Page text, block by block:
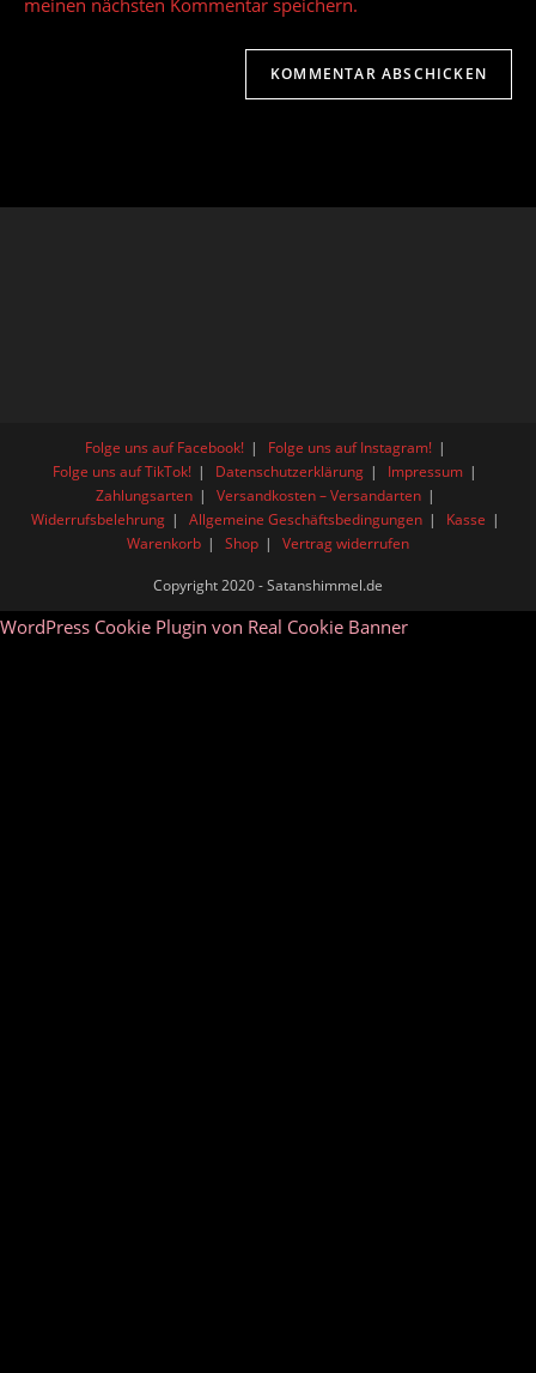
(optional)
Folge uns auf Facebook!
Folge uns auf Instagram!
Folge uns auf TikTok!
Datenschutzerklärung
Impressum
Zahlungsarten
Versandkosten – Versandarten
Widerrufsbelehrung
Allgemeine Geschäftsbedingungen
Kasse
Warenkorb
Shop Vertrag widerrufen
Copyright 2020 - Satanshimmel.de
WordPress Cookie Plugin von Real Cookie Banner